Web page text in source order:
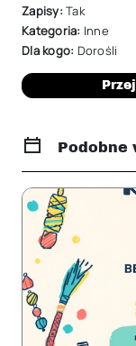
Zapisy:Tak
Kategoria: Inne
Dla kogo: Dorośli
Podobne